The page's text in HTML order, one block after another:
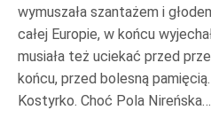
wymuszała szantażem i
całej Europie, w końcu
musiała też uciekać przed
końcu, przed bolesną
Kostyrko. Choć Pola Nireńska…